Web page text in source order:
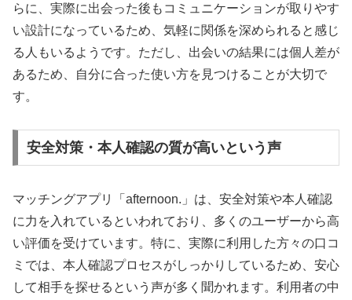
らに、実際に出会った後もコミュニケーションが取りやす
い設計になっているため、気軽に関係を深められると感じ
る人もいるようです。ただし、出会いの結果には個人差が
あるため、自分に合った使い方を見つけることが大切で
す。
安全対策・本人確認の質が高いという声
マッチングアプリ「afternoon.」は、安全対策や本人確認
に力を入れているといわれており、多くのユーザーから高
い評価を受けています。特に、実際に利用した方々の口コ
ミでは、本人確認プロセスがしっかりしているため、安心
して相手を探せるという声が多く聞かれます。利用者の中